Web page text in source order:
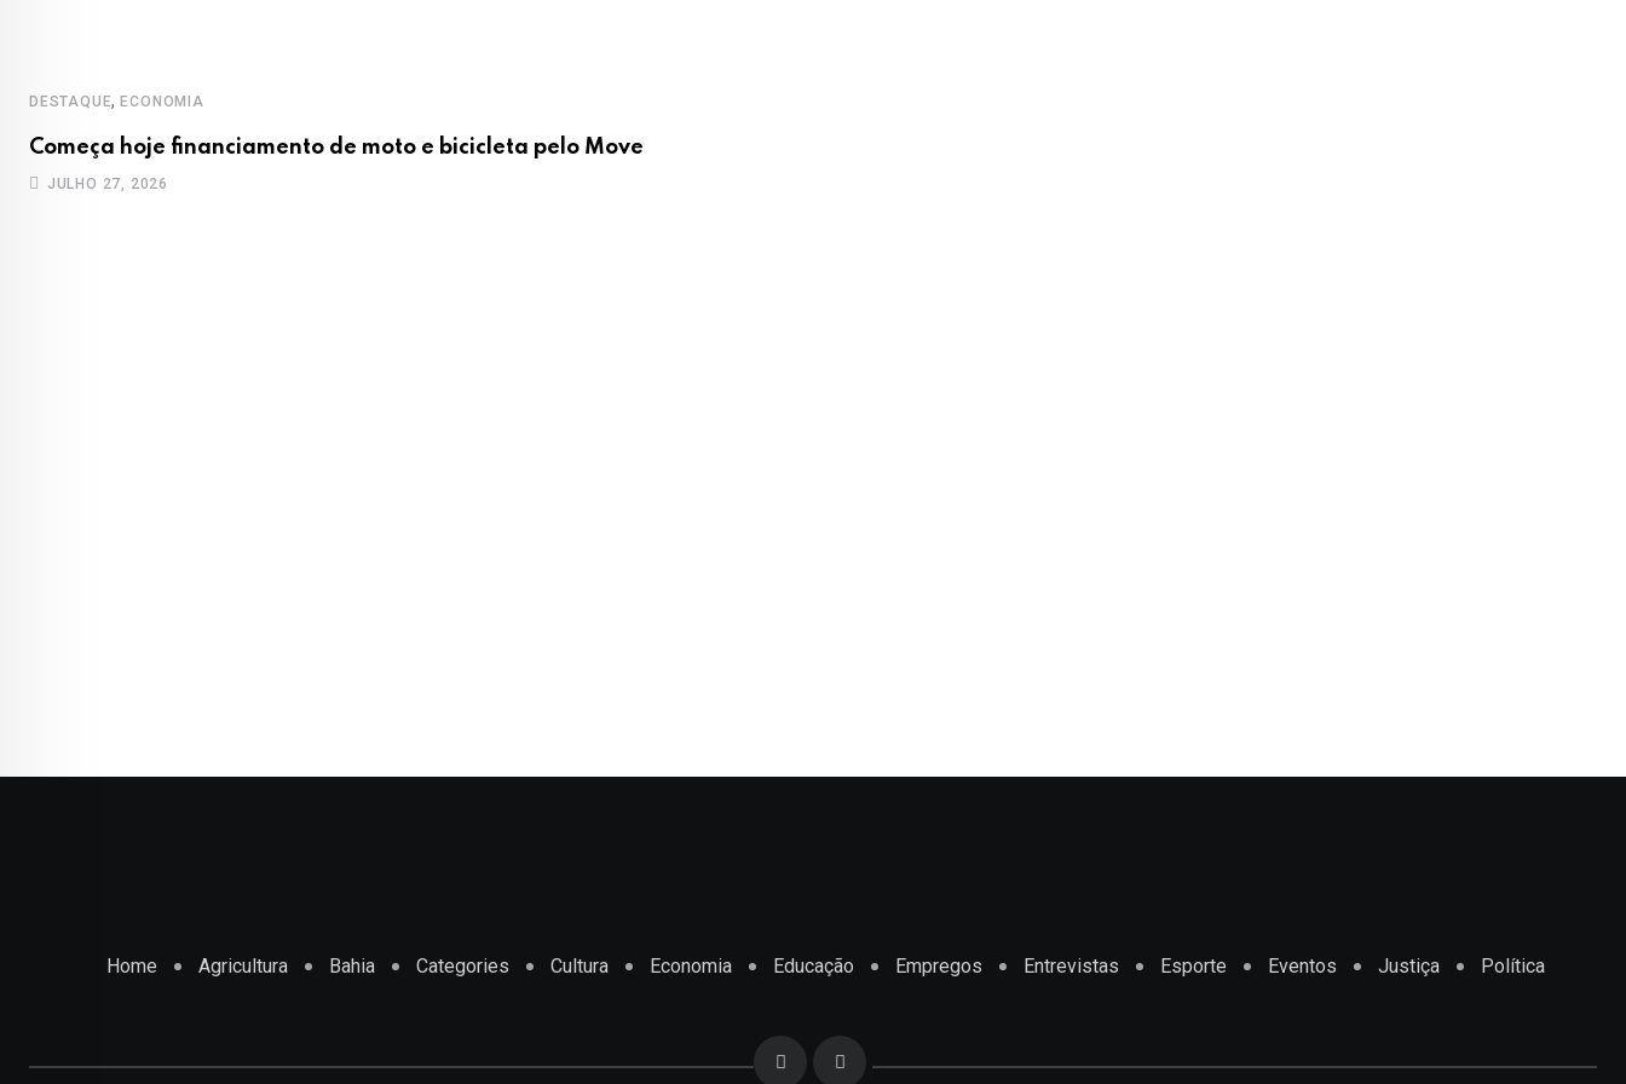
DESTAQUE,ECONOMIA
Começa hoje financiamento de moto e bicicleta pelo Move
JULHO 27, 2026
Home Agricultura Bahia Categories Cultura Economia Educação Empregos Entrevistas Esporte Eventos Justiça Política